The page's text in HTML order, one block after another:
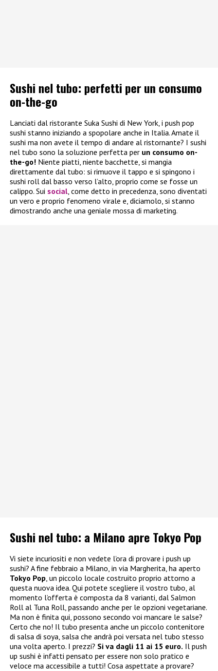
Sushi nel tubo: perfetti per un consumo
on-the-go
Lanciati dal ristorante Suka Sushi di New York, i push pop
sushi stanno iniziando a spopolare anche in Italia. Amate il
sushi ma non avete il tempo di andare al ristornante? I sushi
nel tubo sono la soluzione perfetta per un consumo on-
the-go! Niente piatti, niente bacchette, si mangia
direttamente dal tubo: si rimuove il tappo e si spingono i
sushi roll dal basso verso l’alto, proprio come se fosse un
calippo. Sui social , come detto in precedenza, sono diventati
un vero e proprio fenomeno virale e, diciamolo, si stanno
dimostrando anche una geniale mossa di marketing.
Sushi nel tubo: a Milano apre Tokyo Pop
Vi siete incuriositi e non vedete l’ora di provare i push up
sushi? A fine febbraio a Milano, in via Margherita, ha aperto
Tokyo Pop , un piccolo locale costruito proprio attorno a
questa nuova idea. Qui potete scegliere il vostro tubo, al
momento l’offerta è composta da 8 varianti, dal Salmon
Roll al Tuna Roll, passando anche per le opzioni vegetariane.
Ma non è finita qui, possono secondo voi mancare le salse?
Certo che no! Il tubo presenta anche un piccolo contenitore
di salsa di soya, salsa che andrà poi versata nel tubo stesso
una volta aperto. I prezzi? Si va dagli 11 ai 15 euro. Il push
up sushi è infatti pensato per essere non solo pratico e
veloce ma accessibile a tutti! Cosa aspettate a provare?